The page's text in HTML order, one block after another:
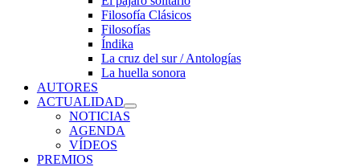
Filosofía Clásicos
Filosofías
Índika
La cruz del sur / Antologías
La huella sonora
AUTORES
ACTUALIDAD
NOTICIAS
AGENDA
VÍDEOS
PREMIOS